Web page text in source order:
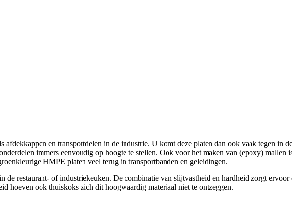
en transportdelen in de industrie. U komt deze platen dan ook vaak tegen in
immers eenvoudig op hoogte te stellen. Ook voor het maken van (epoxy) mallen
HMPE platen veel terug in transportbanden en geleidingen.
restaurant- of industriekeuken. De combinatie van slijtvastheid en hardheid zorgt
hoeven ook thuiskoks zich dit hoogwaardig materiaal niet te ontzeggen.